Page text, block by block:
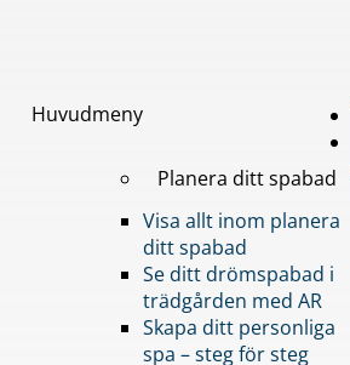
Huvudmeny
Planera ditt spabad
Visa allt inom planera
ditt spabad
Se ditt drömspabad i
trädgården med AR
Skapa ditt personliga
spa – steg för steg